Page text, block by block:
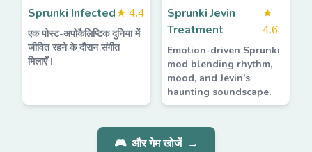
Sprunki Infected★ 4.4
एक पोस्ट-अपोकैलिप्टिक दुनिया में
जीवित रहने के दौरान संगीत
मिलाएँ।
Sprunki Jevin
Treatment
★
4.6
Emotion-driven Sprunki
mod blending rhythm,
mood, and Jevin’s
haunting soundscape.
🎮 और गेम खोजें →